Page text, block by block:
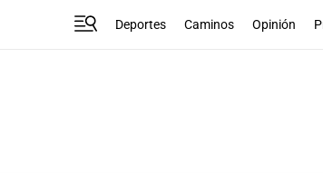
Deportes Caminos Opinión